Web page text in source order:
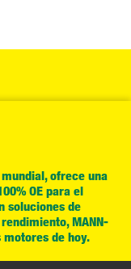
ofrece una
OE para el
soluciones de
MANN-
motores de hoy.